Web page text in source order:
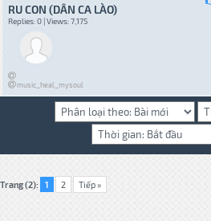
RU CON (DÂN CA LÀO)
Replies: 0 | Views: 7,175
music_heal_mysoul
Trang (2): 1 2 Tiếp »